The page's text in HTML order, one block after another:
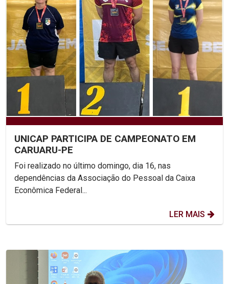
UNICAP PARTICIPA DE CAMPEONATO EM
CARUARU-PE
Foi realizado no último domingo, dia 16, nas
dependências da Associação do Pessoal da Caixa
Econômica Federal...
LER MAIS